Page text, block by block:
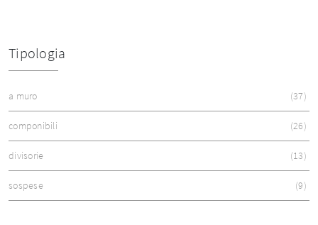
Tipologia
a muro 37
componibili 26
divisorie 13
sospese 9